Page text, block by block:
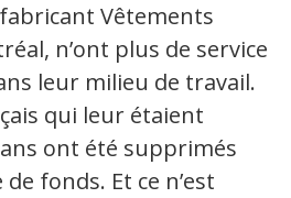
française
française
Vêtements
n’ont plus de service
leur milieu de travail.
qui leur étaient
ont été supprimés
fonds. Et ce n’est